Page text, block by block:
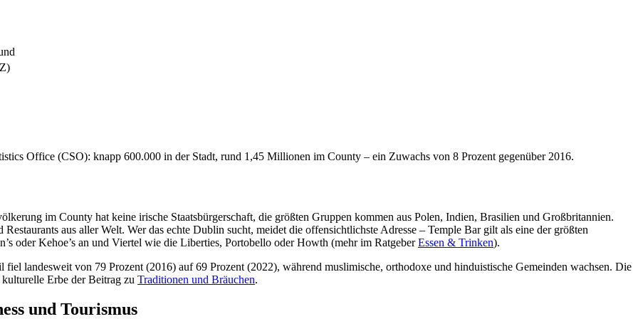
Office (CSO): knapp 600.000 in der Stadt, rund 1,45 Millionen im County – ein Zuwachs von 8 Prozent gegenüber 2016.
im County hat keine irische Staatsbürgerschaft, die größten Gruppen kommen aus Polen, Indien, Brasilien und Großbritannien.
aus aller Welt. Wer das echte Dublin sucht, meidet die offensichtlichste Adresse – Temple Bar gilt als eine der größten
oder Kehoe’s an und Viertel wie die Liberties, Portobello oder Howth (mehr im RatgeberEssen & Trinken).
landesweit von 79 Prozent (2016) auf 69 Prozent (2022), während muslimische, orthodoxe und hinduistische Gemeinden wachsen. Die
kulturelle Erbe der Beitrag zu Traditionen und Bräuchen.
und Tourismus